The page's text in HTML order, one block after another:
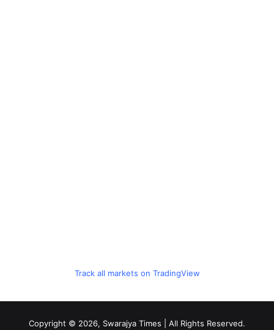
Track all markets on TradingView
Copyright © 2026, Swarajya Times | All Rights Reserved.